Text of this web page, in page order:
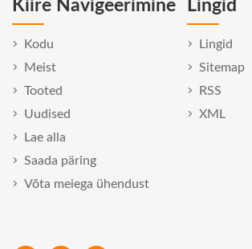
Kiire Navigeerimine
Kodu
Meist
Tooted
Uudised
Lae alla
Saada päring
Võta meiega ühendust
Lingid
Lingid
Sitemap
RSS
XML